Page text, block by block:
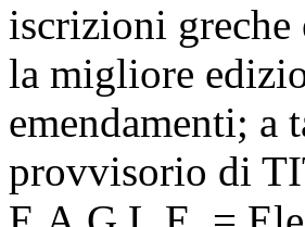
iscrizioni greche
la migliore
emendamenti; a
provvisorio di